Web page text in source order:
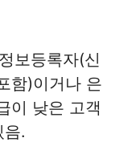
보등록자(신
함)이거나 은
이 낮은 고객
음.